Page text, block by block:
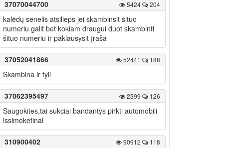
37070044700 5424 204
kalėdų senelis atsilieps jei skambinsit šituo
numeriu galit bet kokiam draugui duot skambinti
šituo numeriu ir paklausysit įraša
37052041866 52441 188
Skambina ir tyli
37062395497 2399 126
Saugokites,tai sukciai bandantys pirkti automobili
issimoketinai
310900402 90912 118